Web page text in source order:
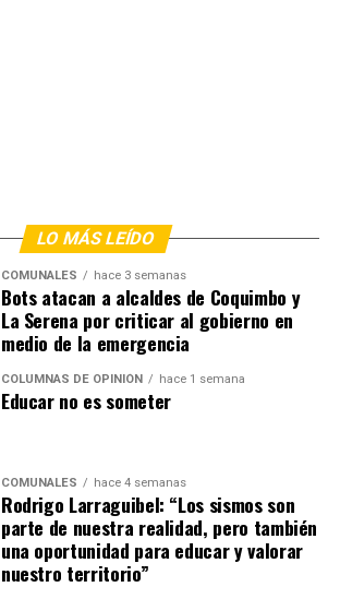
LO MÁS LEÍDO
COMUNALES hace 3 semanas
Bots atacan a alcaldes de Coquimbo y
La Serena por criticar al gobierno en
medio de la emergencia
COLUMNAS DE OPINIÓN hace 1 semana
Educar no es someter
COMUNALES hace 4 semanas
Rodrigo Larraguibel: “Los sismos son
parte de nuestra realidad, pero también
una oportunidad para educar y valorar
nuestro territorio”